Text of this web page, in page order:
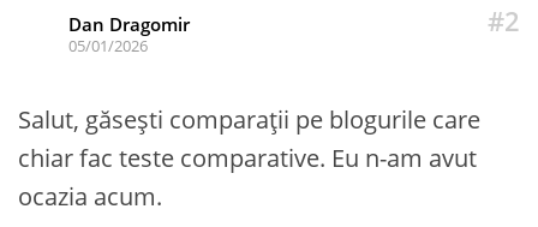
#2
Dan Dragomir
05/01/2026
Salut, găsești comparații pe blogurile care
chiar fac teste comparative. Eu n-am avut
ocazia acum.